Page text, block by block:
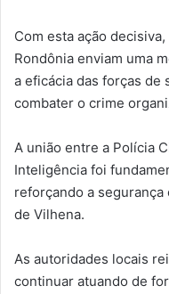
Com esta ação
Rondônia enviam uma
a eficácia das forças de
combater o crime
A união entre a Polícia
Inteligência foi
reforçando a
de Vilhena.
As autoridades locais
continuar atuando de